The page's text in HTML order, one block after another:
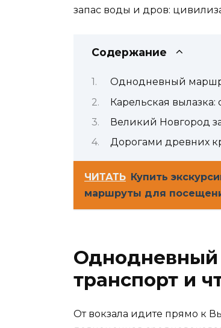
запас воды и дров:
Содержание
Однодневный
Карельская
Великий Новгород
Дорогами древних
ЧИТАТЬ Купить
маршруты для
транспорт и
От вокзала идите прямо к